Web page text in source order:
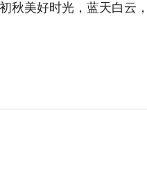
美好时光，蓝天白云